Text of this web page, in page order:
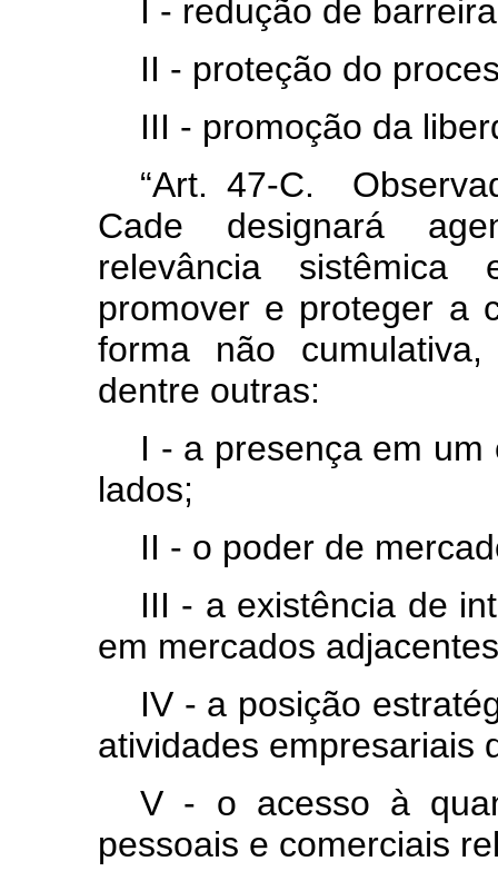
I - redução de
II - proteção do
III - promoção da
“Art. 47-C.
Cade designará
relevância
promover e proteger a
forma não
dentre outras:
I - a presença em
lados;
II - o poder de
III - a existência de
em mercados
IV - a posição
atividades empresariais
V - o acesso à
pessoais e comerciais